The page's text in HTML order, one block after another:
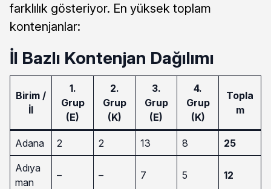
farklılık gösteriyor. En yüksek toplam
kontenjanlar:
İl Bazlı Kontenjan Dağılımı
Birim /
İl
1.
Grup
(E)
2.
Grup
(K)
3.
Grup
(E)
4.
Grup
(K)
Topla
m
Adana 2 2 13 8 25
Adıya
man
– – 7 5 12